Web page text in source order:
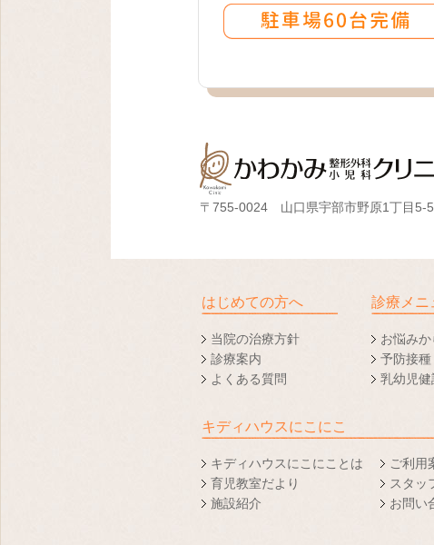
〒755-0024 山口県宇部市野原1丁目5-5
はじめての方へ
当院の治療方針
診療案内
よくある質問
診療メニ
お悩み
予防接種
乳幼児健
キディハウスにこにこ
キディハウスにこにことは
育児教室だより
施設紹介
ご利用
スタッ
お問い